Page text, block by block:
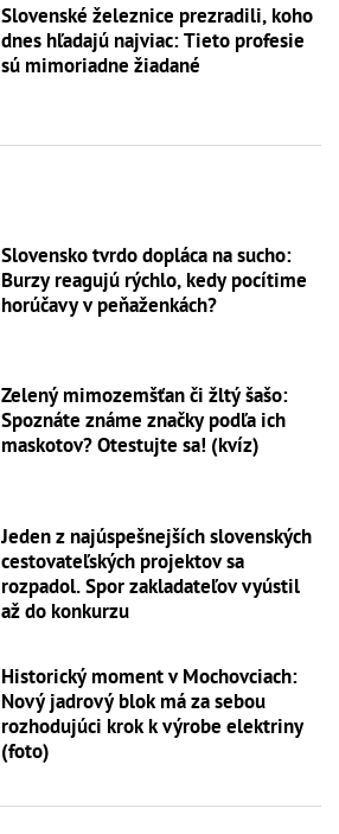
Slovenské železnice prezradili, koho
dnes hľadajú najviac: Tieto profesie
sú mimoriadne žiadané
Slovensko tvrdo dopláca na sucho:
Burzy reagujú rýchlo, kedy pocítime
horúčavy v peňaženkách?
Zelený mimozemšťan či žltý šašo:
Spoznáte známe značky podľa ich
maskotov? Otestujte sa! (kvíz)
Jeden z najúspešnejších slovenských
cestovateľských projektov sa
rozpadol. Spor zakladateľov vyústil
až do konkurzu
Historický moment v Mochovciach:
Nový jadrový blok má za sebou
rozhodujúci krok k výrobe elektriny
(foto)